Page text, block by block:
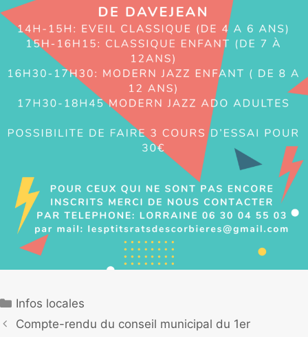
Infos locales
Compte-rendu du conseil municipal du 1er